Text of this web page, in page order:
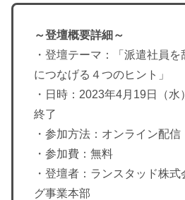
～登壇概要詳細～
・登壇テーマ：「派遣社員
につなげる４つのヒント」
・日時：2023年4月19日（
終了
・参加方法：オンライン配信
・参加費：無料
・登壇者：ランスタッド株
グ事業本部